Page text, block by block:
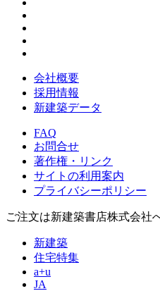
会社概要
採用情報
新建築データ
FAQ
お問合せ
著作権・リンク
サイトの利用案内
プライバシーポリシー
ご注文は新建築書店株式会社
新建築
住宅特集
a+u
JA